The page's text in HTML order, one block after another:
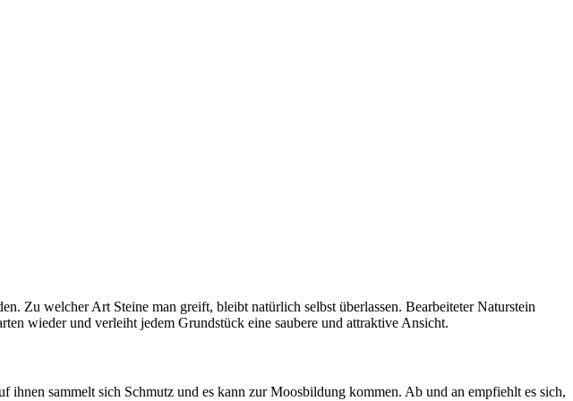
Zu welcher Art Steine man greift, bleibt natürlich selbst überlassen. Bearbeiteter Naturstein
wieder und verleiht jedem Grundstück eine saubere und attraktive Ansicht.
sammelt sich Schmutz und es kann zur Moosbildung kommen. Ab und an empfiehlt es sich,